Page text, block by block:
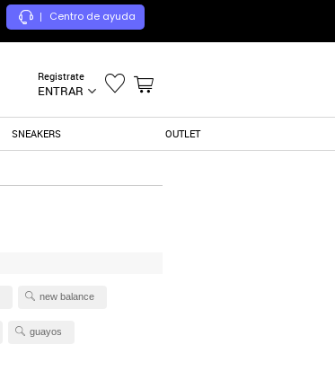
| Centro de ayuda
Registrate
ENTRAR
SNEAKERS OUTLET
new balance
guayos